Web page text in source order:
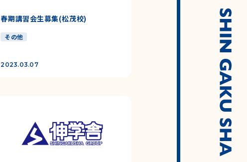
春期講習会生募集(松茂校)
その他
2023.03.07